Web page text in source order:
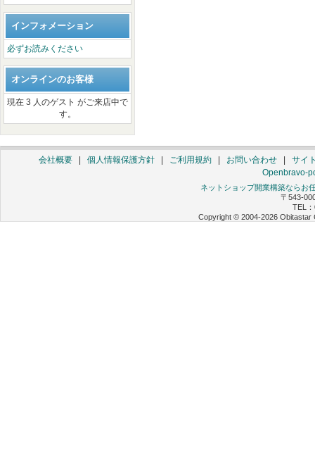
インフォメーション
必ずお読みください
オンラインのお客様
現在 3 人のゲスト がご来店中で
す。
会社概要 個人情報保護方針 ご利用規約 お問い合わせ
サイ
Openbravo-
ネットショップ開業構築ならお
〒543-
TEL
Copyright © 2004-2026